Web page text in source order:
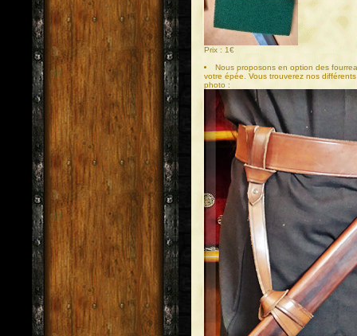
Prix : 1€
Nous proposons en option des
votre épée. Vous trouverez nos
photo :